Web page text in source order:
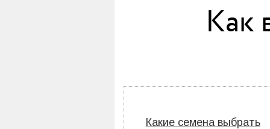
Как
Какие семена выбрать